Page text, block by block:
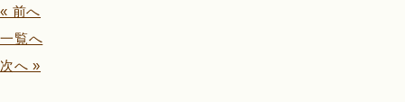
« 前へ
一覧へ
次へ »